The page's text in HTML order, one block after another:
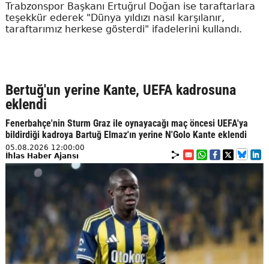
Trabzonspor Başkanı Ertuğrul Doğan ise taraftarlara
teşekkür ederek "Dünya yıldızı nasıl karşılanır,
taraftarımız herkese gösterdi" ifadelerini kullandı.
Bertuğ'un yerine Kante, UEFA kadrosuna
eklendi
Fenerbahçe'nin Sturm Graz ile oynayacağı maç öncesi UEFA'ya
bildirdiği kadroya Bartuğ Elmaz'ın yerine N'Golo Kante eklendi
05.08.2026 12:00:00
İhlas Haber Ajansı